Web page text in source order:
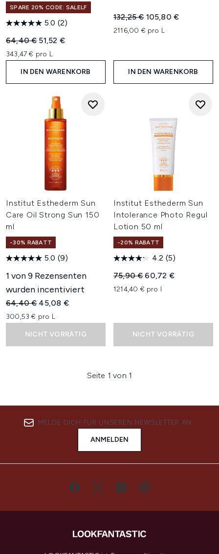
SPARE 20% CODE: SALELF
5.0 (2)
Unverbindliche Preisempfehlung:
64,40 € Aktueller Preis:
51,52 €
343,47 € pro L
IN DEN WARENKORB
Unverbindliche
132,25 € Aktueller Preis:
105,80 €
2116,00 € pro L
IN DEN WARENKORB
Institut Esthederm Sun
Care Oil Strong Sun 150
ml
-30% RABATT
5.0 (9)
1 von 9 Rezensenten
wurden incentiviert
Unverbindliche Preisempfehlung:
64,40 € Aktueller Preis:
45,08 €
300,53 € pro L
NICHT VORRÄTIG
Institut Esthederm Sun
Intolerance Photo Regul
Lotion 50 ml
-20% RABATT
4.2 (5)
Unverbindliche
75,90 € Aktueller Preis:
60,72 €
1214,40 € pro l
NICHT VORRÄTIG
Seite 1 von 1
MELDE DICH FÜR UNSEREN NEWSLETTER AN
ANMELDEN